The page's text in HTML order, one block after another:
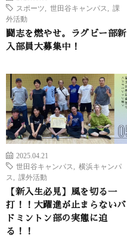
スポーツ
世田谷キャンパス
課
外活動
闘志を燃やせ。ラグビー部新
入部員大募集中！
2025.04.21
世田谷キャンパス
横浜キャンパ
ス
課外活動
【新入生必見】風を切る一
打！！大躍進が止まらないバ
ドミントン部の実態に迫
る！！